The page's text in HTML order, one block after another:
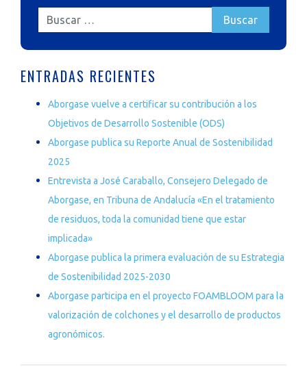
ENTRADAS RECIENTES
Aborgase vuelve a certificar su contribución a los
Objetivos de Desarrollo Sostenible (ODS)
Aborgase publica su Reporte Anual de Sostenibilidad
2025
Entrevista a José Caraballo, Consejero Delegado de
Aborgase, en Tribuna de Andalucía «En el tratamiento
de residuos, toda la comunidad tiene que estar
implicada»
Aborgase publica la primera evaluación de su Estrategia
de Sostenibilidad 2025-2030
Aborgase participa en el proyecto FOAMBLOOM para la
valorización de colchones y el desarrollo de productos
agronómicos.